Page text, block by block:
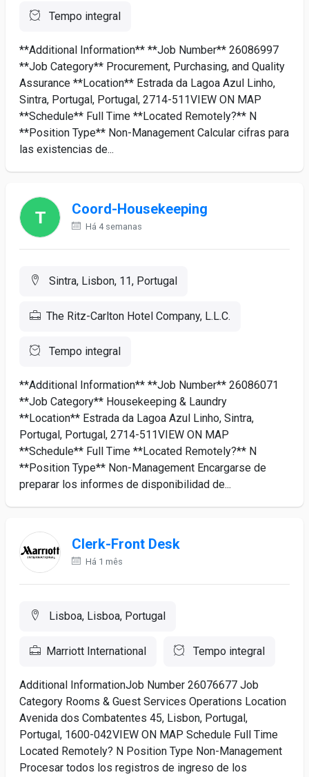
Tempo integral
**Additional Information** **Job Number** 26086997
**Job Category** Procurement, Purchasing, and Quality
Assurance **Location** Estrada da Lagoa Azul Linho,
Sintra, Portugal, Portugal, 2714-511VIEW ON MAP
**Schedule** Full Time **Located Remotely?** N
**Position Type** Non-Management Calcular cifras para
las existencias de...
Coord-Housekeeping
Há 4 semanas
Sintra, Lisbon, 11, Portugal
The Ritz-Carlton Hotel Company, L.L.C.
Tempo integral
**Additional Information** **Job Number** 26086071
**Job Category** Housekeeping & Laundry
**Location** Estrada da Lagoa Azul Linho, Sintra,
Portugal, Portugal, 2714-511VIEW ON MAP
**Schedule** Full Time **Located Remotely?** N
**Position Type** Non-Management Encargarse de
preparar los informes de disponibilidad de...
Clerk-Front Desk
Há 1 mês
Lisboa, Lisboa, Portugal
Marriott International Tempo integral
Additional InformationJob Number 26076677 Job
Category Rooms & Guest Services Operations Location
Avenida dos Combatentes 45, Lisbon, Portugal,
Portugal, 1600-042VIEW ON MAP Schedule Full Time
Located Remotely? N Position Type Non-Management
Procesar todos los registros de ingreso de los